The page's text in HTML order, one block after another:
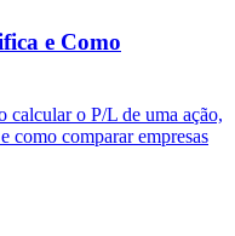
e Como
calcular o P/L de uma ação,
como comparar empresas